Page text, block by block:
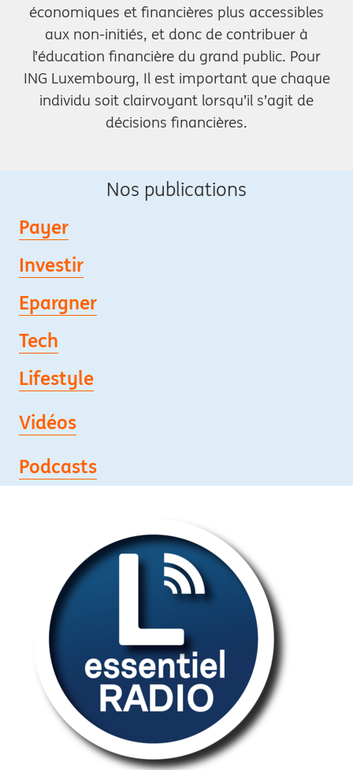
économiques et financières plus accessibles
aux non-initiés, et donc de contribuer à
l’éducation financière du grand public. Pour
ING Luxembourg, Il est important que chaque
individu soit clairvoyant lorsqu’il s’agit de
décisions financières.
Nos publications
Payer
Investir
Epargner
Tech
Lifestyle
Vidéos
Podcasts